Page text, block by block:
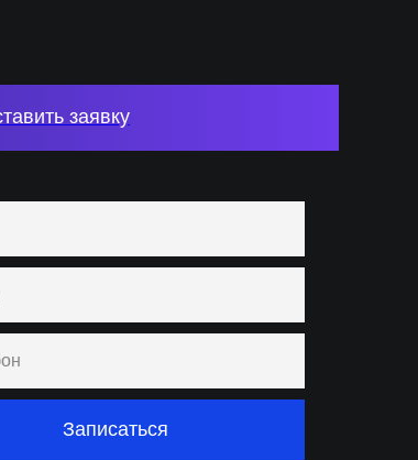
Записаться
заявку